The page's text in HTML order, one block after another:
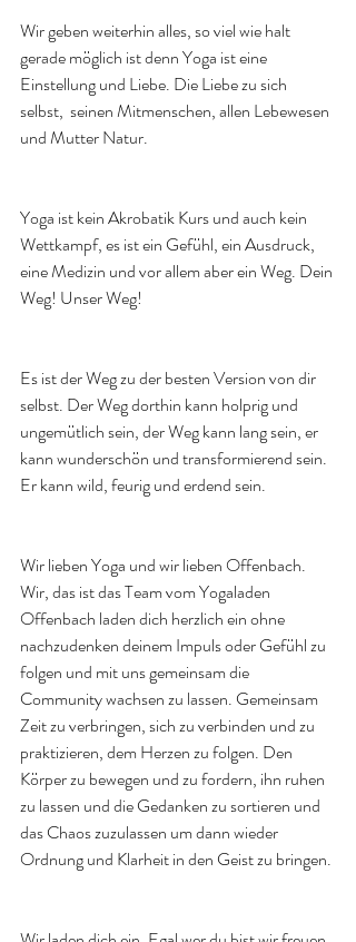
Wir geben weiterhin alles, so viel wie halt
gerade möglich ist denn Yoga ist eine
Einstellung und Liebe. Die Liebe zu sich
selbst,  seinen Mitmenschen, allen Lebewesen
und Mutter Natur.
Yoga ist kein Akrobatik Kurs und auch kein
Wettkampf, es ist ein Gefühl, ein Ausdruck,
eine Medizin und vor allem aber ein Weg. Dein
Weg! Unser Weg!
Es ist der Weg zu der besten Version von dir
selbst. Der Weg dorthin kann holprig und
ungemütlich sein, der Weg kann lang sein, er
kann wunderschön und transformierend sein.
Er kann wild, feurig und erdend sein.
Wir lieben Yoga und wir lieben Offenbach.
Wir, das ist das Team vom Yogaladen
Offenbach laden dich herzlich ein ohne
nachzudenken deinem Impuls oder Gefühl zu
folgen und mit uns gemeinsam die
Community wachsen zu lassen. Gemeinsam
Zeit zu verbringen, sich zu verbinden und zu
praktizieren, dem Herzen zu folgen. Den
Körper zu bewegen und zu fordern, ihn ruhen
zu lassen und die Gedanken zu sortieren und
das Chaos zuzulassen um dann wieder
Ordnung und Klarheit in den Geist zu bringen.